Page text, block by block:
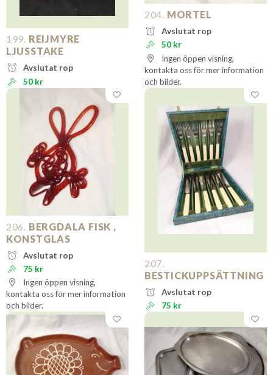
199. REIJMYRE
LJUSSTAKE
Avslutat rop
50 kr
204. MORTEL
Avslutat rop
50 kr
Ingen öppen visning,
kontakta oss för mer information
och bilder.
206. BERGDALA FISK ,
KONSTGLAS
Avslutat rop
75 kr
Ingen öppen visning,
kontakta oss för mer information
och bilder.
207.
BESTICKUPPSÄTTNING
Avslutat rop
75 kr